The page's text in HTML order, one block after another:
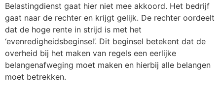
Belastingdienst gaat hier niet mee akkoord. Het bedrijf
gaat naar de rechter en krijgt gelijk. De rechter oordeelt
dat de hoge rente in strijd is met het
‘evenredigheidsbeginsel’. Dit beginsel betekent dat de
overheid bij het maken van regels een eerlijke
belangenafweging moet maken en hierbij alle belangen
moet betrekken.